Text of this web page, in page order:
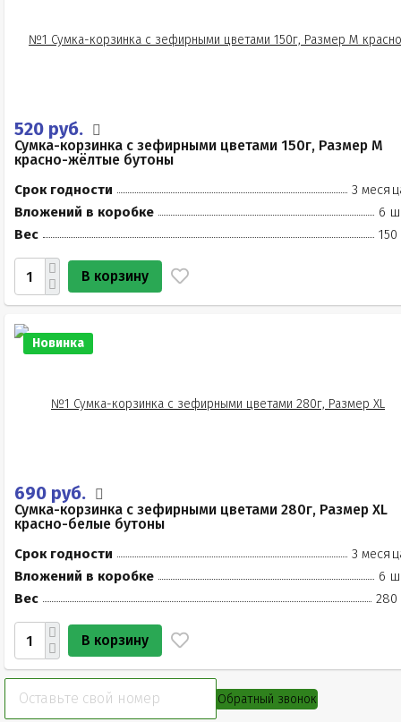
520 руб.
Сумка-корзинка с зефирными цветами 150г, Размер М
красно-жёлтые бутоны
Срок годности
3
Вложений в коробке
6
Вес
150
В корзину
Новинка
690 руб.
Сумка-корзинка с зефирными цветами 280г, Размер XL
красно-белые бутоны
Срок годности
3
Вложений в коробке
6
Вес
280
В корзину
Обратный звонок